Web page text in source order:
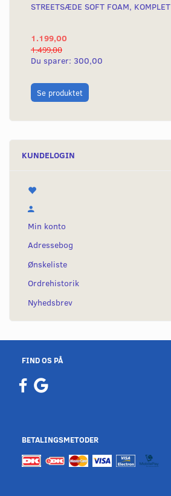
STREETSÆDE SOFT FOAM, KOMPLET
1.199,00
1.499,00
Du sparer: 300,00
Se produktet
KUNDELOGIN
Min konto
Adressebog
Ønskeliste
Ordrehistorik
Nyhedsbrev
FIND OS PÅ
BETALINGSMETODER